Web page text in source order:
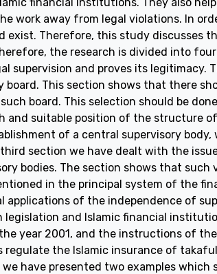
work away from legal violations. In
exist. Therefore, this study discusses
the research is divided into
supervision and proves its legitimacy.
board. This section shows that there
board. This selection should be
and suitable position of the structure
of a central supervisory
section we have dealt with the
bodies. The section shows that
in the principal system of the
applications of the independence of
and Islamic financial
year 2001, and the instructions of
regulate the Islamic insurance of
we have presented two examples